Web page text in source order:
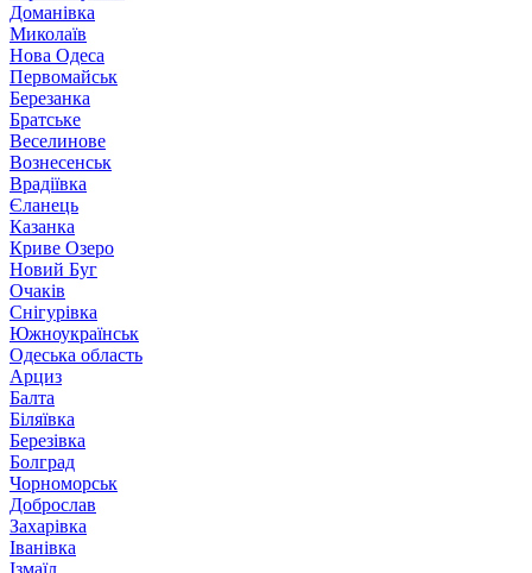
Доманівка
Миколаїв
Нова Одеса
Первомайськ
Березанка
Братське
Веселинове
Вознесенськ
Врадіївка
Єланець
Казанка
Криве Озеро
Новий Буг
Очаків
Снігурівка
Южноукраїнськ
Одеська область
Арциз
Балта
Біляївка
Березівка
Болград
Чорноморськ
Доброслав
Захарівка
Іванівка
Ізмаїл